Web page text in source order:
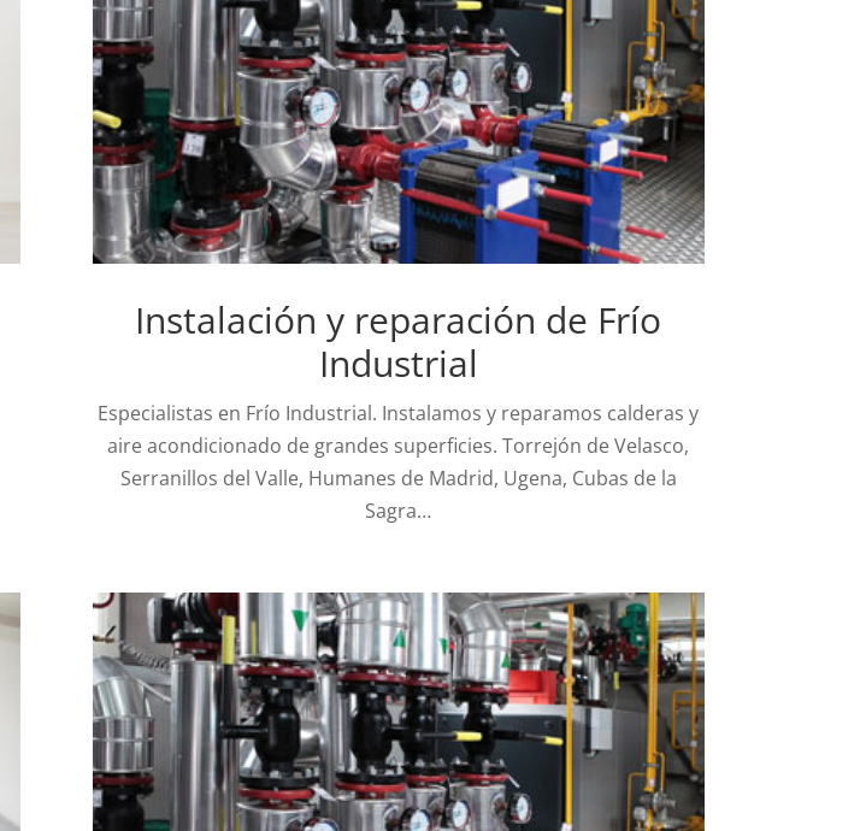
Instalación y reparación de Frío
Industrial
Especialistas en Frío Industrial. Instalamos y reparamos calderas y
aire acondicionado de grandes superficies. Torrejón de Velasco,
Serranillos del Valle, Humanes de Madrid, Ugena, Cubas de la
Sagra…